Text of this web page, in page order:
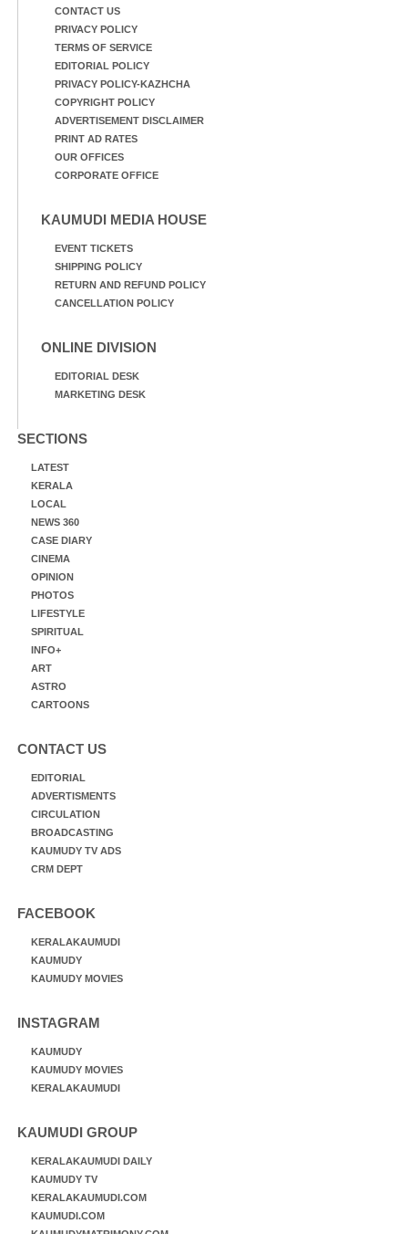
CONTACT US
PRIVACY POLICY
TERMS OF SERVICE
EDITORIAL POLICY
PRIVACY POLICY-KAZHCHA
COPYRIGHT POLICY
ADVERTISEMENT DISCLAIMER
PRINT AD RATES
OUR OFFICES
CORPORATE OFFICE
KAUMUDI MEDIA HOUSE
EVENT TICKETS
SHIPPING POLICY
RETURN AND REFUND POLICY
CANCELLATION POLICY
ONLINE DIVISION
EDITORIAL DESK
MARKETING DESK
SECTIONS
LATEST
KERALA
LOCAL
NEWS 360
CASE DIARY
CINEMA
OPINION
PHOTOS
LIFESTYLE
SPIRITUAL
INFO+
ART
ASTRO
CARTOONS
CONTACT US
EDITORIAL
ADVERTISMENTS
CIRCULATION
BROADCASTING
KAUMUDY TV ADS
CRM DEPT
FACEBOOK
KERALAKAUMUDI
KAUMUDY
KAUMUDY MOVIES
INSTAGRAM
KAUMUDY
KAUMUDY MOVIES
KERALAKAUMUDI
KAUMUDI GROUP
KERALAKAUMUDI DAILY
KAUMUDY TV
KERALAKAUMUDI.COM
KAUMUDI.COM